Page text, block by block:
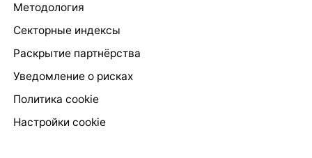
Методология
Секторные индексы
Раскрытие партнёрства
Уведомление о рисках
Политика cookie
Настройки cookie